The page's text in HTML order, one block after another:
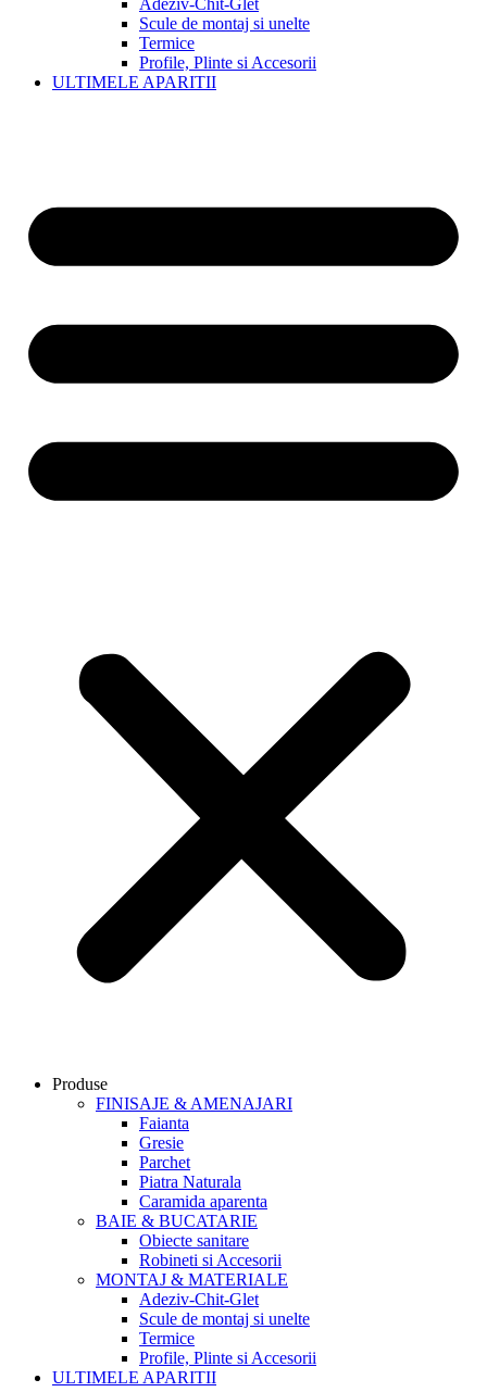
Scule de montaj si unelte
Termice
Profile, Plinte si Accesorii
ULTIMELE APARITII
Produse
FINISAJE & AMENAJARI
Faianta
Gresie
Parchet
Piatra Naturala
Caramida aparenta
BAIE & BUCATARIE
Obiecte sanitare
Robineti si Accesorii
MONTAJ & MATERIALE
Adeziv-Chit-Glet
Scule de montaj si unelte
Termice
Profile, Plinte si Accesorii
ULTIMELE APARITII